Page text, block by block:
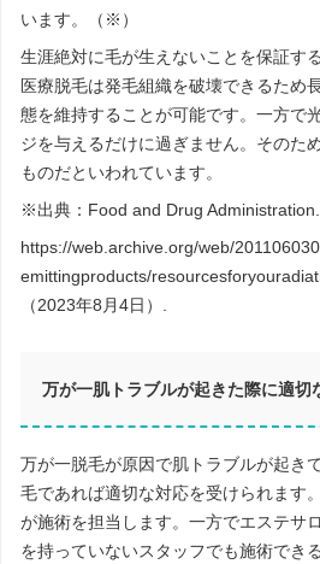
います。（※）
生涯絶対に毛が生えないことを保証す
医療脱毛は発毛組織を破壊できるため
態を維持することが可能です。一方で
ジを与えるだけに過ぎません。そのた
ものだといわれています。
※出典：Food and Drug
https://web.archive.org/web/
emittingproducts/
（2023年8月4日）.
万が一肌トラブルが起きた際に適切
万が一脱毛が原因で肌トラブルが起き
毛であれば適切な対応を受けられます
が施術を担当します。一方でエステサ
を持っていないスタッフでも施術でき